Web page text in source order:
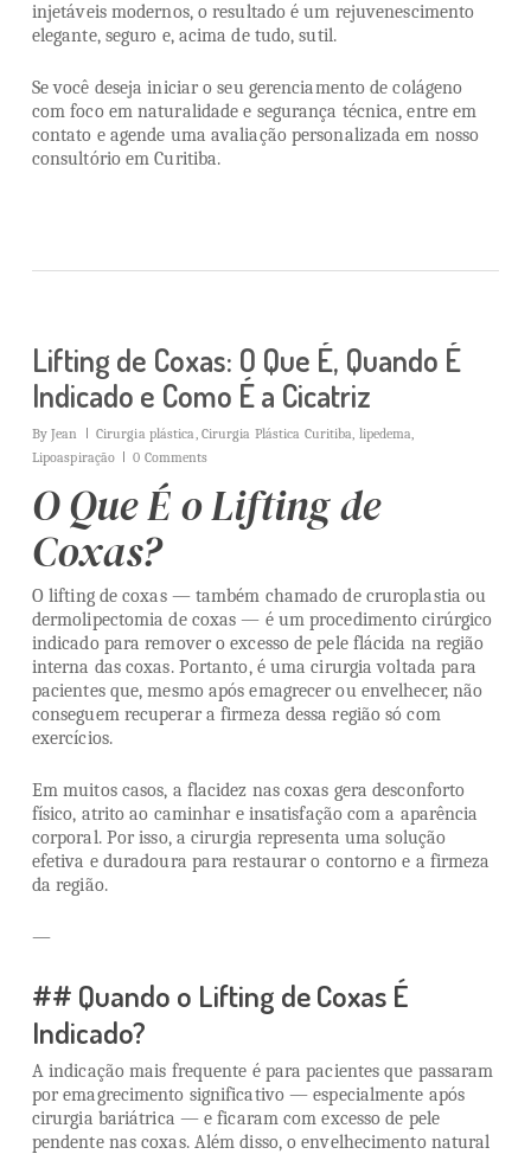
injetáveis modernos, o resultado é um rejuvenescimento
elegante, seguro e, acima de tudo, sutil.
Se você deseja iniciar o seu gerenciamento de colágeno
com foco em naturalidade e segurança técnica, entre em
contato e agende uma avaliação personalizada em nosso
consultório em Curitiba.
Lifting de Coxas: O Que É, Quando É
Indicado e Como É a Cicatriz
By Jean Cirurgia plástica, Cirurgia Plástica Curitiba, lipedema,
Lipoaspiração
0 Comments
O Que É o Lifting de
Coxas?
O lifting de coxas — também chamado de cruroplastia ou
dermolipectomia de coxas — é um procedimento cirúrgico
indicado para remover o excesso de pele flácida na região
interna das coxas. Portanto, é uma cirurgia voltada para
pacientes que, mesmo após emagrecer ou envelhecer, não
conseguem recuperar a firmeza dessa região só com
exercícios.
Em muitos casos, a flacidez nas coxas gera desconforto
físico, atrito ao caminhar e insatisfação com a aparência
corporal. Por isso, a cirurgia representa uma solução
efetiva e duradoura para restaurar o contorno e a firmeza
da região.
—
## Quando o Lifting de Coxas É
Indicado?
A indicação mais frequente é para pacientes que passaram
por emagrecimento significativo — especialmente após
cirurgia bariátrica — e ficaram com excesso de pele
pendente nas coxas. Além disso, o envelhecimento natural